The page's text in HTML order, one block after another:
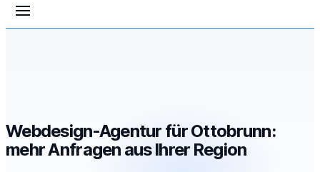
Webdesign-Agentur für Ottobrunn:
mehr Anfragen aus Ihrer Region